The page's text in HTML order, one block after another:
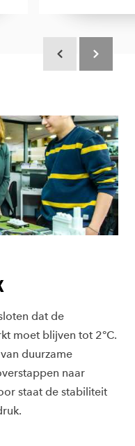
dat de
moet blijven tot 2°C.
duurzame
naar
staat de stabiliteit